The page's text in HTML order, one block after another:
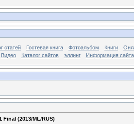
статей Гостевая книга Фотоальбом Книги
Видео Каталог сайтов эллинг Информация сайта
Final (2013/ML/RUS)